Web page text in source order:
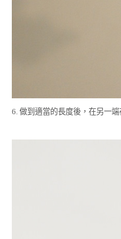
6. 做到適當的長度後，在另一端